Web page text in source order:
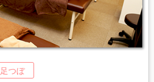
足つぼ